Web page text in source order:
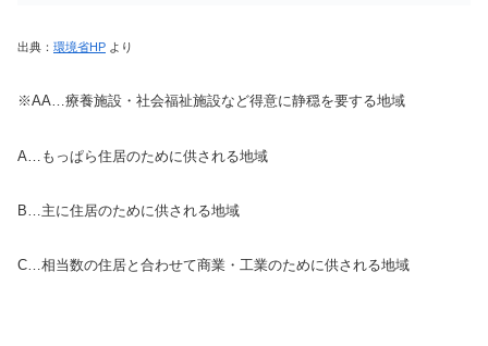
出典： 環境省HP より
※AA…療養施設・社会福祉施設など得意に静穏を要する地域
A…もっぱら住居のために供される地域
B…主に住居のために供される地域
C…相当数の住居と合わせて商業・工業のために供される地域